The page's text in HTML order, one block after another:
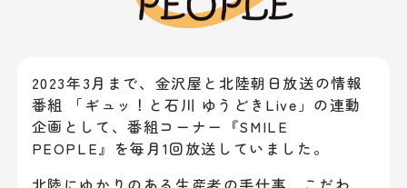
2023年3月まで、金沢屋と北陸朝日放送の情報
番組 「ギュッ！と石川 ゆうどきLive」の連動
企画として、番組コーナー『SMILE
PEOPLE』を毎月1回放送していました。